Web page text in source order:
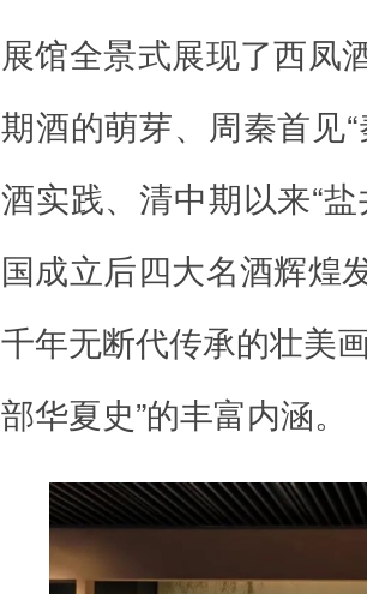
展馆全景式展现了西凤
期酒的萌芽、周秦首见
酒实践、清中期以来“
国成立后四大名酒辉煌
千年无断代传承的壮美
部华夏史”的丰富内涵。